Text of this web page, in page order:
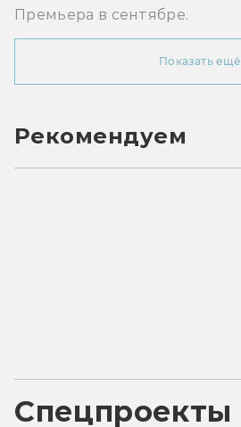
Премьера в сентябре.
Показать ещё
Рекомендуем
Спецпроекты